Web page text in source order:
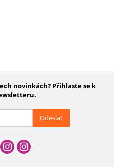
novinkách? Přihlaste se k
Odeslat